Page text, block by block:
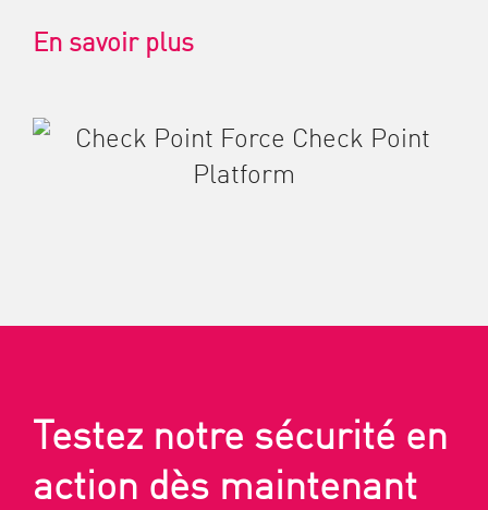
En savoir plus
Testez notre sécurité en
action dès maintenant